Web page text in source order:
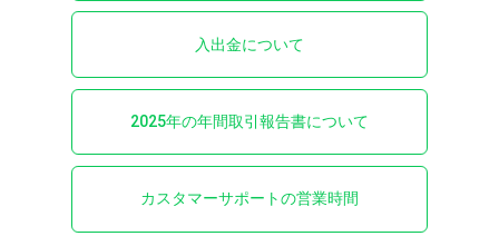
入出金について
2025年の年間取引報告書について
カスタマーサポートの営業時間